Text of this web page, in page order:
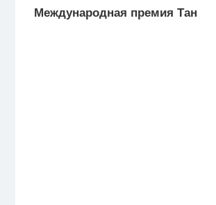
Международная премия Тан